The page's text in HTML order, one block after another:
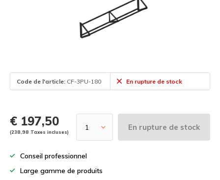
Code de l'article: CF-3PU-180 En rupture de stock
€ 197,50
(238,98 Taxes incluses)
En rupture de stock
Conseil professionnel
Large gamme de produits